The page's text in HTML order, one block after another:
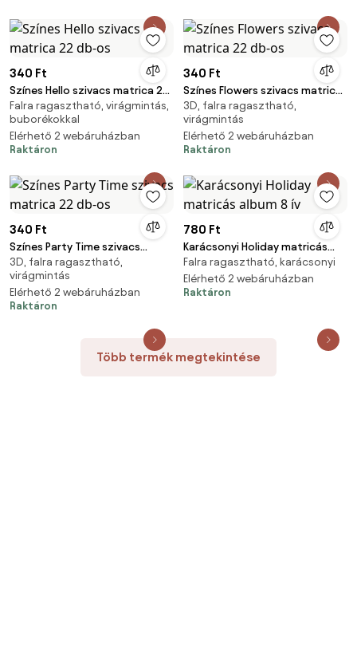
340 Ft
Színes Hello szivacs matrica 22
db-os
Falra ragasztható, virágmintás,
buborékokkal
Elérhető 2 webáruházban
Raktáron
340 Ft
Színes Flowers szivacs matrica
22 db-os
3D, falra ragasztható,
virágmintás
Elérhető 2 webáruházban
Raktáron
340 Ft
Színes Party Time szivacs
matrica 22 db-os
3D, falra ragasztható,
virágmintás
Elérhető 2 webáruházban
Raktáron
780 Ft
Karácsonyi Holiday matricás
album 8 ív
Falra ragasztható, karácsonyi
Elérhető 2 webáruházban
Raktáron
Több termék megtekintése